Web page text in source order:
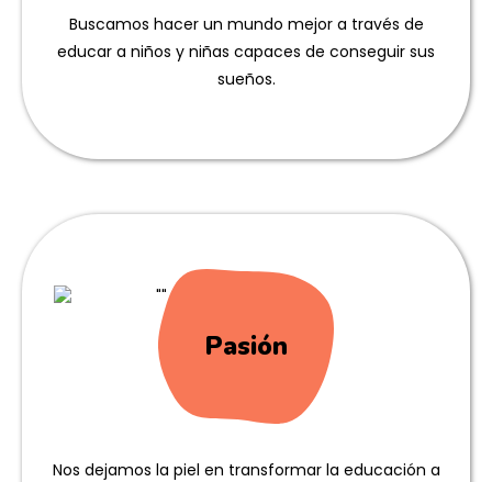
Buscamos hacer un mundo mejor a través de
educar a niños y niñas capaces de conseguir sus
sueños.
Pasión
Nos dejamos la piel en transformar la educación a